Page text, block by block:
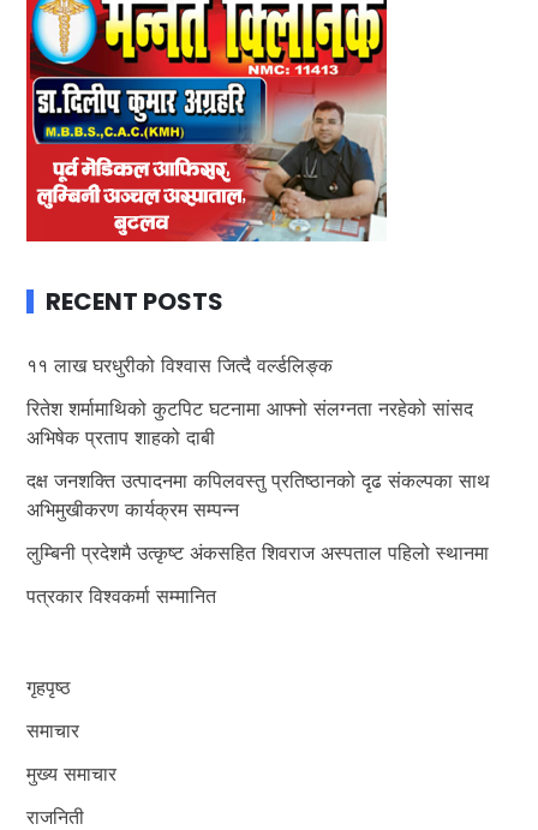
RECENT POSTS
११ लाख घरधुरीको विश्वास जित्दै वर्ल्डलिङ्क
रितेश शर्मामाथिको कुटपिट घटनामा आफ्नो संलग्नता नरहेको सांसद
अभिषेक प्रताप शाहको दाबी
दक्ष जनशक्ति उत्पादनमा कपिलवस्तु प्रतिष्ठानको दृढ संकल्पका साथ
अभिमुखीकरण कार्यक्रम सम्पन्न
लुम्बिनी प्रदेशमै उत्कृष्ट अंकसहित शिवराज अस्पताल पहिलो स्थानमा
पत्रकार विश्वकर्मा सम्मानित
गृहपृष्ठ
समाचार
मुख्य समाचार
राजनिती